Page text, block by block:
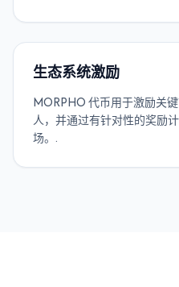
生态系统激励
MORPHO 代币用于激励关
人，并通过有针对性的奖励
场。.